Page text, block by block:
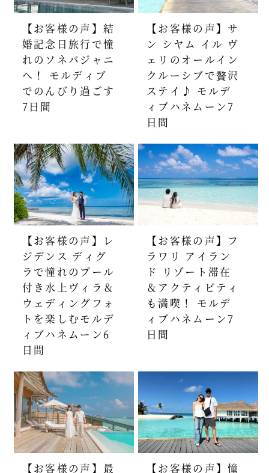
【お客様の声】結
婚記念日旅行で憧
れのソネバジャニ
へ！ モルディブ
でのんびり過ごす
7日間
【お客様の声】サ
ン シヤム イル ヴ
ェリのオールイン
クルーシブで贅沢
ステイ♪ モルデ
ィブハネムーン7
日間
【お客様の声】レ
ジデンス ディグ
ラで憧れのプール
付き水上ヴィラ＆
ウェディングフォ
トを楽しむモルデ
ィブハネムーン6
日間
【お客様の声】フ
ラワリ アイラン
ド リゾート滞在
＆アクティビティ
も満喫！ モルデ
ィブハネムーン7
日間
【お客様の声】最 【お客様の声】憧